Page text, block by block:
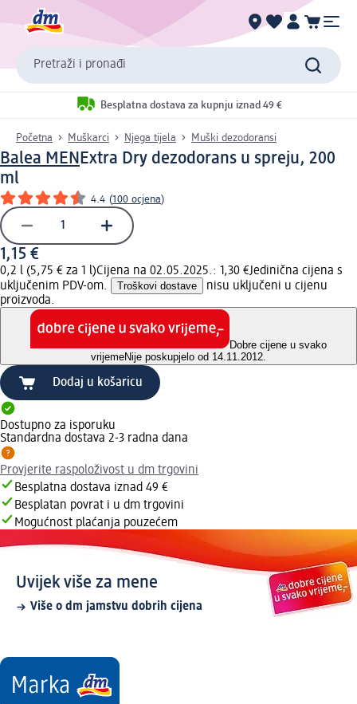
Pretraži i pronađi
Besplatna dostava za kupnju iznad 49 €
Početna Muškarci Njega tijela Muški dezodoransi
Balea MENExtra Dry dezodorans u spreju, 200
ml
4.4 (100 ocjena)
1,15 €
0,2 l (5,75 € za 1 l)Cijena na 02.05.2025.: 1,30 €Jedinična cijena s
uključenim PDV-om.
Troškovi dostave
nisu uključeni u cijenu
proizvoda.
Dobre cijene u svako
vrijemeNije poskupjelo od 14.11.2012.
Dodaj u košaricu
Dostupno za isporuku
Standardna dostava 2-3 radna dana
Provjerite raspoloživost u dm trgovini
Besplatna dostava iznad 49 €
Besplatan povrat i u dm trgovini
Mogućnost plaćanja pouzećem
Uvijek više za mene
Više o dm jamstvu dobrih cijena